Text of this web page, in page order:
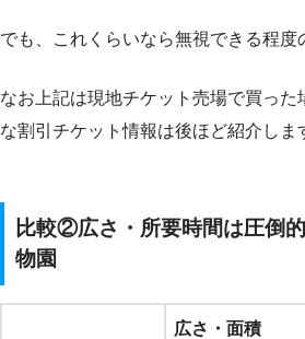
でも、これくらいなら無視できる程度
なお上記は現地チケット売場で買っ
な割引チケット情報は後ほど紹介しま
比較②広さ・所要時間は圧倒
物園
広さ・面積